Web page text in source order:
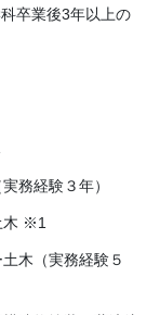
卒業後3年以上の
務経験３年）
木 ※1
木（実務経験５